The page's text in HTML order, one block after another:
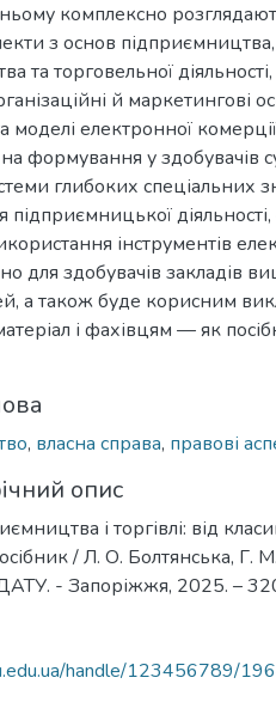
комплексно
з основ
та торговельної
й маркетингові
моделі електронної
формування у здобувачів
глибоких спеціальних
діяльності,
інструментів
для здобувачів закладів
а також буде корисним
і фахівцям — як
, власна справа, правові
опис
і торгівлі: від
/ Л. О. Болтянська, Г.
- Запоріжжя, 2025. –
handle/123456789/